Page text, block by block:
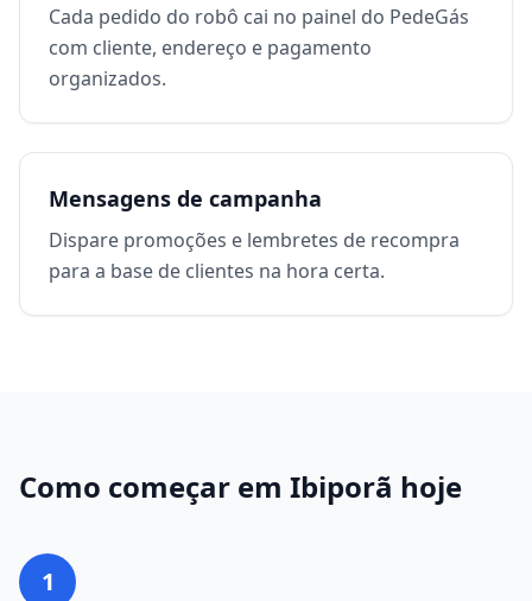
Cada pedido do robô cai no painel do PedeGás
com cliente, endereço e pagamento
organizados.
Mensagens de campanha
Dispare promoções e lembretes de recompra
para a base de clientes na hora certa.
Como começar em Ibiporã hoje
1